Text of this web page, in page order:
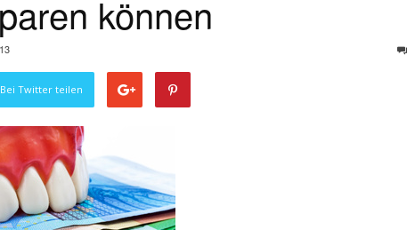
können
Bei Twitter teilen